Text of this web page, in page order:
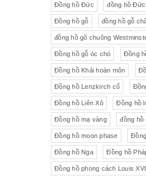
Đồng hồ Đức đồng hồ
Đồng hồ gỗ đồng hồ gỗ
đồng hồ gõ chuông
Đồng hồ gỗ óc chó Đồng
Đồng hồ Khải hoàn môn
Đồng hồ Lenzkirch cổ
Đồng hồ Liên Xô Đồng hồ
Đồng hồ mạ vàng đồng hồ
Đồng hồ moon phase
Đồng hồ Nga Đồng hồ
Đồng hồ phong cách Louis XVI